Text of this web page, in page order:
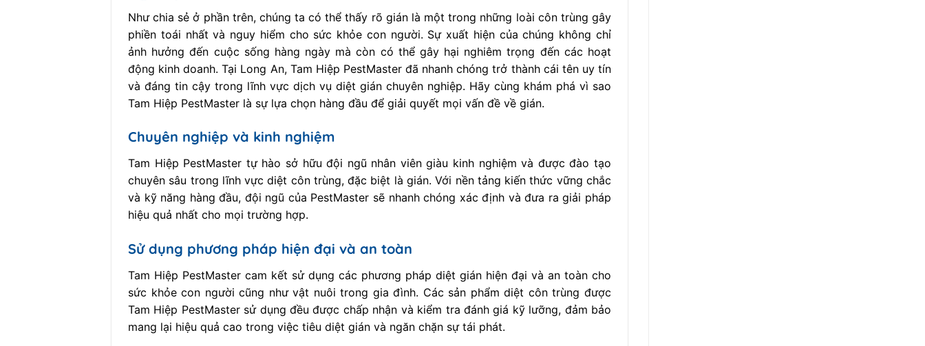
Như chia sẻ ở phần trên, chúng ta có thể thấy rõ gián là một trong những loài côn trùng gây
phiền toái nhất và nguy hiểm cho sức khỏe con người. Sự xuất hiện của chúng không chỉ
ảnh hưởng đến cuộc sống hàng ngày mà còn có thể gây hại nghiêm trọng đến các hoạt
động kinh doanh. Tại Long An, Tam Hiệp PestMaster đã nhanh chóng trở thành cái tên uy tín
và đáng tin cậy trong lĩnh vực dịch vụ diệt gián chuyên nghiệp. Hãy cùng khám phá vì sao
Tam Hiệp PestMaster là sự lựa chọn hàng đầu để giải quyết mọi vấn đề về gián.
Chuyên nghiệp và kinh nghiệm
Tam Hiệp PestMaster tự hào sở hữu đội ngũ nhân viên giàu kinh nghiệm và được đào tạo
chuyên sâu trong lĩnh vực diệt côn trùng, đặc biệt là gián. Với nền tảng kiến thức vững chắc
và kỹ năng hàng đầu, đội ngũ của PestMaster sẽ nhanh chóng xác định và đưa ra giải pháp
hiệu quả nhất cho mọi trường hợp.
Sử dụng phương pháp hiện đại và an toàn
Tam Hiệp PestMaster cam kết sử dụng các phương pháp diệt gián hiện đại và an toàn cho
sức khỏe con người cũng như vật nuôi trong gia đình. Các sản phẩm diệt côn trùng được
Tam Hiệp PestMaster sử dụng đều được chấp nhận và kiểm tra đánh giá kỹ lưỡng, đảm bảo
mang lại hiệu quả cao trong việc tiêu diệt gián và ngăn chặn sự tái phát.